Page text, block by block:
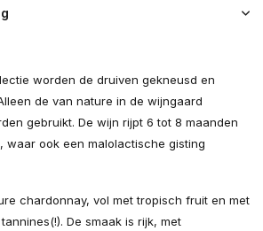
worden de druiven gekneusd en
de van nature in de wijngaard
gebruikt. De wijn rijpt 6 tot 8 maanden
waar ook een malolactische gisting
chardonnay, vol met tropisch fruit en met
De smaak is rijk, met